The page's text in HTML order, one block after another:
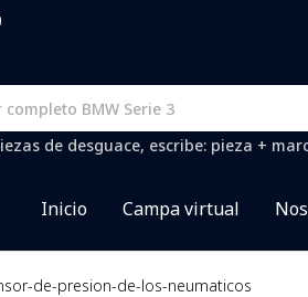
de desguace, escribe: pieza +
Inicio Campa virtual
de-presion-de-los-neumaticos